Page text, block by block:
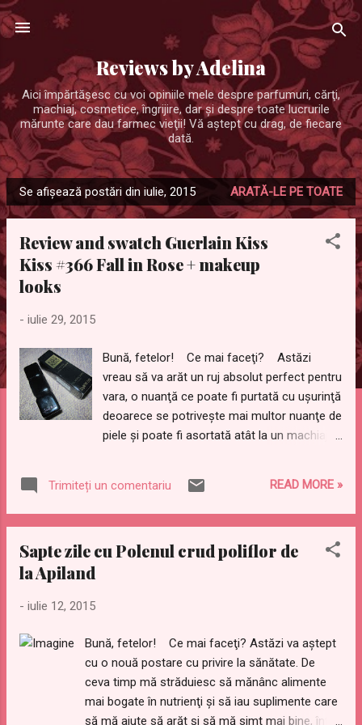
Treceți la conținutul principal
Reviews by Adelina
Aici împărtăşesc cu voi opiniile mele despre parfumuri, cărţi,
machiaj, cosmetice, îngrijire, dar şi despre toate lucrurile
mărunte care dau farmec vieţii! Vă aştept cu drag, de fiecare
dată.
P
o
Se afișează postări din iulie, 2015 ARATĂ-LE PE TOATE
Review and swatch Guerlain Kiss
Kiss #366 Fall in Rose + makeup
looks
- iulie 29, 2015
Bună, fetelor! Ce mai faceţi? Astăzi
vreau să va arăt un ruj absolut perfect pentru
vara, o nuanţă ce poate fi purtată cu uşurinţă
deoarece se potriveşte mai multor nuanţe de
piele şi poate fi asortată atât la un machiaj
este vorba despre Guerlain Kiss Kiss în
nuanţă #366 Fall în Rose. Nu-i aşa că numele
"Fall în Love", la senzaţia aceea de fluturi în
lipstick for summer, a shade wich you can
easily pair with a smokey eye, or wear it with
a natural, dewy makeup. I won't keep the
secret too much, so I will tell you that the
Trimiteți un comentariu READ MORE »
Sapte zile cu Polenul crud poliflor de
la Apiland
- iulie 12, 2015
Bună, fetelor! Ce mai faceţi? Astăzi va aştept
cu o nouă postare cu privire la sănătate. De
ceva timp mă străduiesc să mănânc alimente
mai bogate în nutrienţi şi să iau suplimente care
să mă ajute să arăt şi să mă simt mai bine, într-